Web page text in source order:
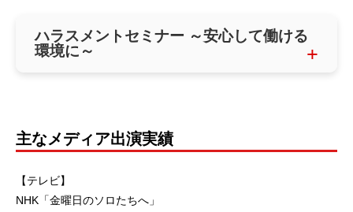
ハラスメントセミナー ～安心して働ける
環境に～
主なメディア出演実績
【テレビ】
NHK「金曜日のソロたちへ」